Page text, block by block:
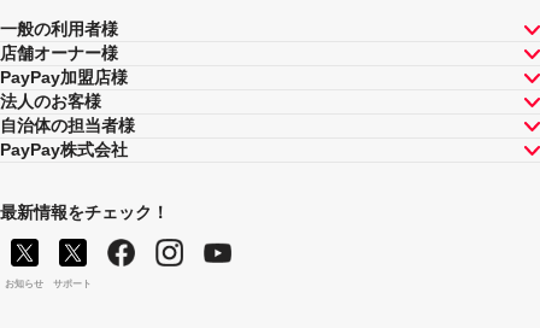
一般の利用者様
店舗オーナー様
PayPay加盟店様
法人のお客様
自治体の担当者様
PayPay株式会社
最新情報をチェック！
お知らせ サポート